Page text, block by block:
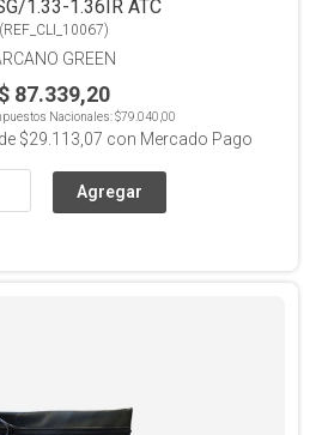
1.33-1.36IR ATC
(REF_CLI_10067)
GREEN
$ 87.339,20
Nacionales:$79.040,00
$29.113,07 con Mercado Pago